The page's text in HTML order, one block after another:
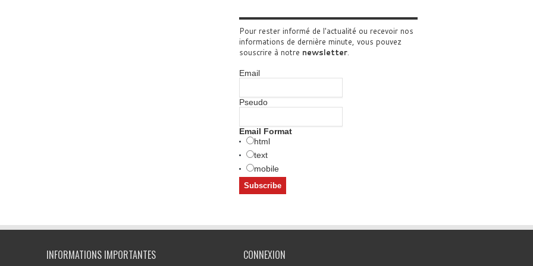
Pour rester informé de l'actualité ou recevoir nos
informations de dernière minute, vous pouvez
souscrire à notre newsletter.
Email
Pseudo
Email Format
html
text
mobile
INFORMATIONS IMPORTANTES CONNEXION